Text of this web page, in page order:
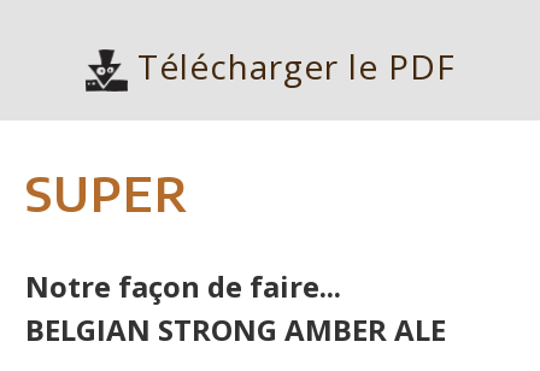
Télécharger le PDF
SUPER
Notre façon de faire...
BELGIAN STRONG AMBER ALE